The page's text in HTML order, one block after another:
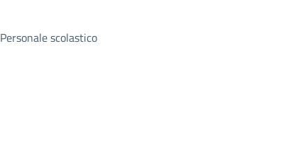
Personale scolastico